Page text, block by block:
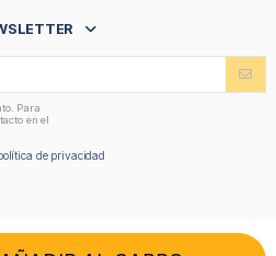
Para
en el
de privacidad